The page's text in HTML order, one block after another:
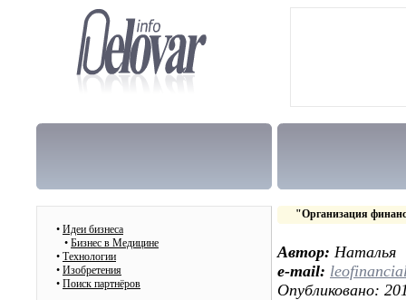
• Идеи бизнеса
• Бизнес в Медицине
• Технологии
• Изобретения
• Поиск партнёров
"Организация
Автор: Наталья
e-mail:
Опубликовано: